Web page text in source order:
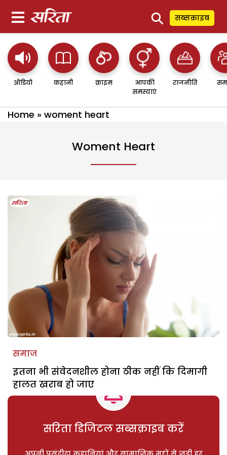
⚲ सब्सक्राइब
ऑडियो कहानी क्राइम
आपकी
समस्याएं
राजनीति
Home » woment heart
Woment Heart
समाज
इतना भी संवेदनशील होना ठीक नहीं कि दिमागी
हालत खराब हो जाए
सरिता डिजिटल सब्सक्राइब करें